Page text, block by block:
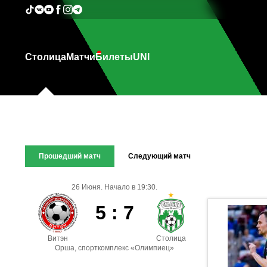
СтолицаМатчиБилетыUNI
Прошедший матч Следующий матч
26 Июня. Начало в 19:30.
5 : 7
Витэн
Столица
Орша, спорткомплекс «Олимпиец»